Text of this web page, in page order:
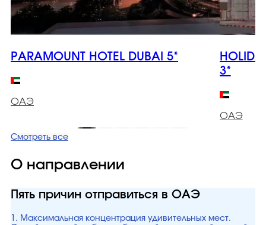
PARAMOUNT HOTEL DUBAI 5*
ОАЭ
3*
ОАЭ
Смотреть все
О направлении
Пять причин отправиться в ОАЭ
1. Максимальная концентрация удивительных мест.